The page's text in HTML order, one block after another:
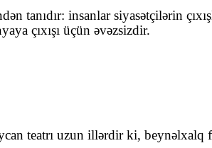
tanıdır: insanlar siyasətçilərin
çıxışı üçün əvəzsizdir.
teatrı uzun illərdir ki,